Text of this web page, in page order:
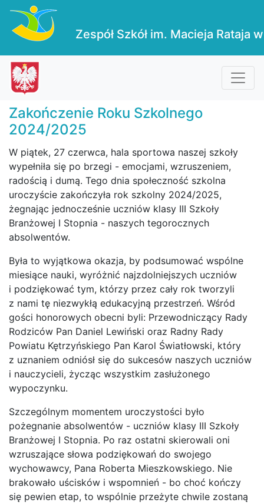
Zespół Szkół im. Macieja Rataja
Zakończenie Roku Szkolnego
2024/2025
W piątek, 27 czerwca, hala sportowa naszej szkoły
wypełniła się po brzegi - emocjami, wzruszeniem,
radością i dumą. Tego dnia społeczność szkolna
uroczyście zakończyła rok szkolny 2024/2025,
żegnając jednocześnie uczniów klasy III Szkoły
Branżowej I Stopnia - naszych tegorocznych
absolwentów.
Była to wyjątkowa okazja, by podsumować wspólne
miesiące nauki, wyróżnić najzdolniejszych uczniów
i podziękować tym, którzy przez cały rok tworzyli
z nami tę niezwykłą edukacyjną przestrzeń. Wśród
gości honorowych obecni byli: Przewodniczący Rady
Rodziców Pan Daniel Lewiński oraz Radny Rady
Powiatu Kętrzyńskiego Pan Karol Światłowski, który
z uznaniem odniósł się do sukcesów naszych uczniów
i nauczycieli, życząc wszystkim zasłużonego
wypoczynku.
Szczególnym momentem uroczystości było
pożegnanie absolwentów - uczniów klasy III Szkoły
Branżowej I Stopnia. Po raz ostatni skierowali oni
wzruszające słowa podziękowań do swojego
wychowawcy, Pana Roberta Mieszkowskiego. Nie
brakowało uścisków i wspomnień - bo choć kończy
się pewien etap, to wspólnie przeżyte chwile zostaną